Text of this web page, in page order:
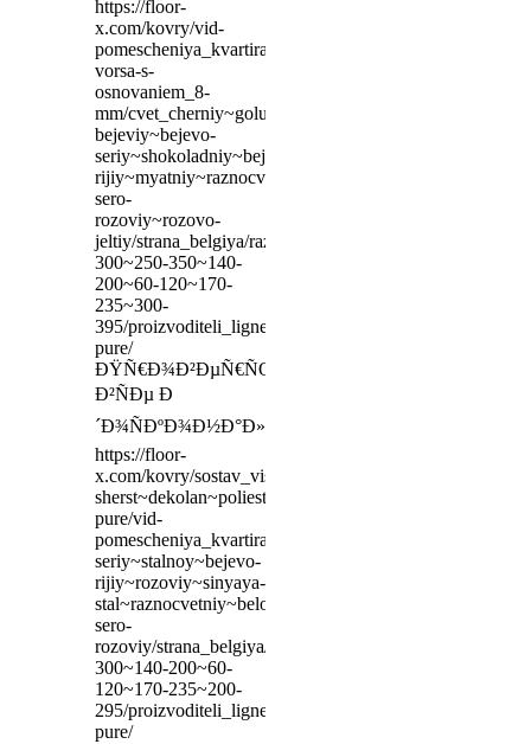
https://floor-
x.com/kovry/vid-
pomescheniya_kvartira~gostinaya/visota-
vorsa-s-
osnovaniem_8-
mm/cvet_cherniy~goluboy~temno-
bejeviy~bejevo-
seriy~shokoladniy~bejevo-
rijiy~myatniy~raznocvetniy~belosnejniy~golubo-
sero-
rozoviy~rozovo-
jeltiy/strana_belgiya/razmer_200-
300~250-350~140-
200~60-120~170-
235~300-
395/proizvoditeli_ligne-
pure/
ÐŸÑ€Ð¾Ð²ÐµÑ€ÑŒÑ‚Ðµ
Ð²ÑÐµ Ð
´Ð¾ÑÐºÐ¾Ð½Ð°Ð»ÑŒÐ½Ð¾
https://floor-
x.com/kovry/sostav_viskoza~sherst~50-
sherst~dekolan~poliester/brend_ligne-
pure/vid-
pomescheniya_kvartira~gostinaya~spalnya/
seriy~stalnoy~bejevo-
rijiy~rozoviy~sinyaya-
stal~raznocvetniy~belosnejniy~golubo-
sero-
rozoviy/strana_belgiya/razmer_200-
300~140-200~60-
120~170-235~200-
295/proizvoditeli_ligne-
pure/